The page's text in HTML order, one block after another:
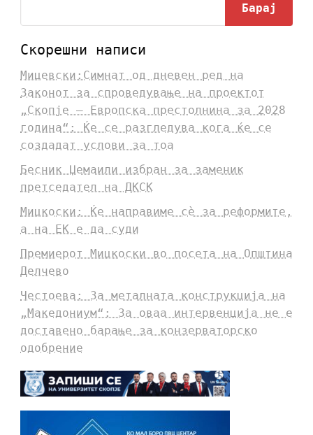
Барај
Скорешни написи
Мицевски:Симнат од дневен ред на
Законот за спроведување на проектот
„Скопје – Европска престолнина за 2028
година“: Ќе се разгледува кога ќе се
создадат услови за тоа
Бесник Џемаили избран за заменик
претседател на ДКСК
Мицкоски: Ќе направиме сè за реформите,
а на ЕК е да суди
Премиерот Мицкоски во посета на Општина
Делчево
Честоева: За металната конструкција на
„Македониум“: За оваа интервенција не е
доставено барање за конзерваторско
одобрение